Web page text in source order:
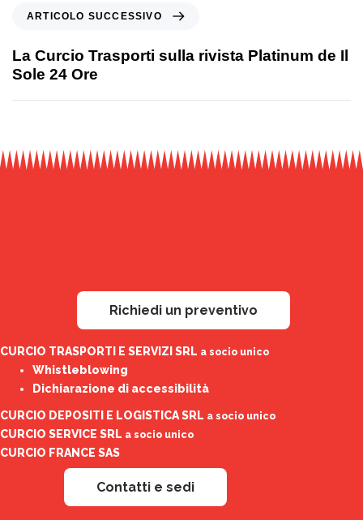
ARTICOLO SUCCESSIVO
La Curcio Trasporti sulla rivista Platinum de Il
Sole 24 Ore
Richiedi un preventivo
CURCIO TRASPORTI E SERVIZI SRL a socio unico
Whistleblowing
Dichiarazione di accessibilità
CURCIO DEPOSITI E LOGISTICA SRL a socio unico
CURCIO SERVICE SRL a socio unico
CURCIO FRANCE SAS
Contatti e sedi